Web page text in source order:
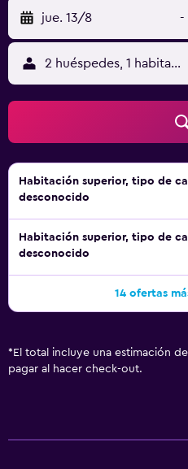
jue. 13/8 -
2 huéspedes, 1
Habitación superior, tipo de
desconocido
Habitación superior, tipo de
desconocido
14 ofertas
* El total incluye una estimación
pagar al hacer check-out.